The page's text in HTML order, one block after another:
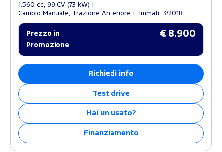
1.560 cc, 99 CV (73 kW)
Cambio Manuale, Trazione Anteriore
Immatr. 3/2018
Prezzo in
Promozione
€ 8.900
Richiedi info
Test drive
Hai un usato?
Finanziamento